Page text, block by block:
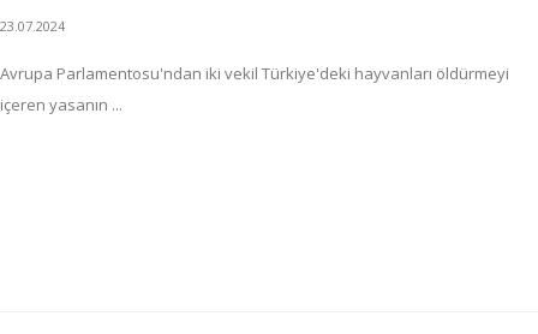
23.07.2024
Avrupa Parlamentosu'ndan iki vekil Türkiye'deki hayvanları öldürmeyi
içeren yasanın ...